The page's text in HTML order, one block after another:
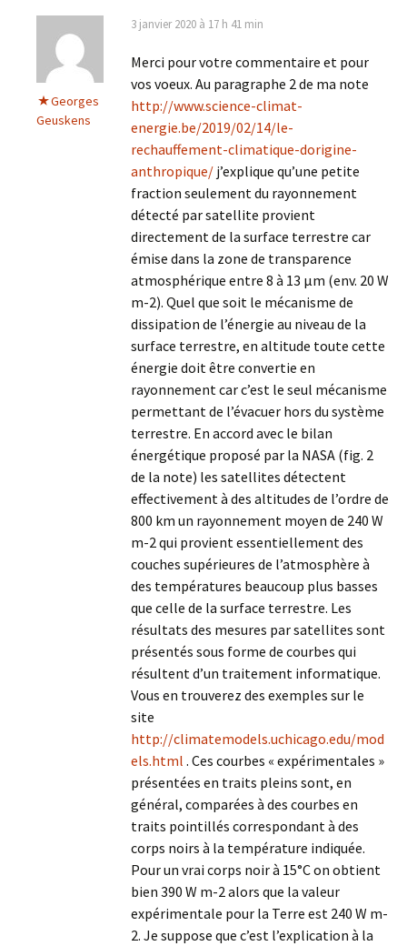
Georges
Geuskens
3 janvier 2020 à 17 h 41 min
Merci pour votre commentaire et pour
vos voeux. Au paragraphe 2 de ma note
http://www.science-climat-
energie.be/2019/02/14/le-
rechauffement-climatique-dorigine-
anthropique/ j’explique qu’une petite
fraction seulement du rayonnement
détecté par satellite provient
directement de la surface terrestre car
émise dans la zone de transparence
atmosphérique entre 8 à 13 µm (env. 20 W
m-2). Quel que soit le mécanisme de
dissipation de l’énergie au niveau de la
surface terrestre, en altitude toute cette
énergie doit être convertie en
rayonnement car c’est le seul mécanisme
permettant de l’évacuer hors du système
terrestre. En accord avec le bilan
énergétique proposé par la NASA (fig. 2
de la note) les satellites détectent
effectivement à des altitudes de l’ordre de
800 km un rayonnement moyen de 240 W
m-2 qui provient essentiellement des
couches supérieures de l’atmosphère à
des températures beaucoup plus basses
que celle de la surface terrestre. Les
résultats des mesures par satellites sont
présentés sous forme de courbes qui
résultent d’un traitement informatique.
Vous en trouverez des exemples sur le
site
http://climatemodels.uchicago.edu/mod
els.html . Ces courbes « expérimentales »
présentées en traits pleins sont, en
général, comparées à des courbes en
traits pointillés correspondant à des
corps noirs à la température indiquée.
Pour un vrai corps noir à 15°C on obtient
bien 390 W m-2 alors que la valeur
expérimentale pour la Terre est 240 W m-
2. Je suppose que c’est l’explication à la